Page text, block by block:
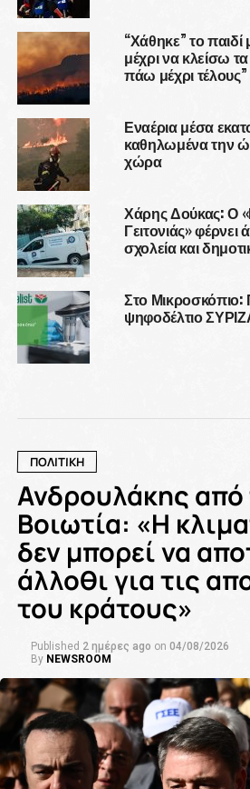
“Χάθηκε” το παιδί
μέχρι να κλείσω
πάω μέχρι τέλους”
Εναέρια μέσα
καθηλωμένα την
χώρα
Χάρης Δούκας: Ο
Γειτονιάς» φέρνει
σχολεία και
Στο Μικροσκόπιο:
ψηφοδέλτιο
ΠΟΛΙΤΙΚΗ
Ανδρουλάκης από
Βοιωτία: «Η
δεν μπορεί να
άλλοθι για τις
του κράτους»
Published 2 ημέρες ago on 04/08/2026
By NEWSROOM